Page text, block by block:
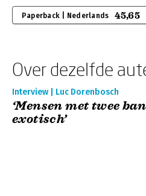
Paperback | Nederlands 45,65
Over dezelfde
Interview | Luc Dorenbosch
‘Mensen met twee
exotisch’